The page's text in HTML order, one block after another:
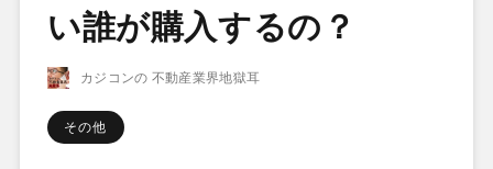
い誰が購入するの？
カジコンの 不動産業界地獄耳
その他